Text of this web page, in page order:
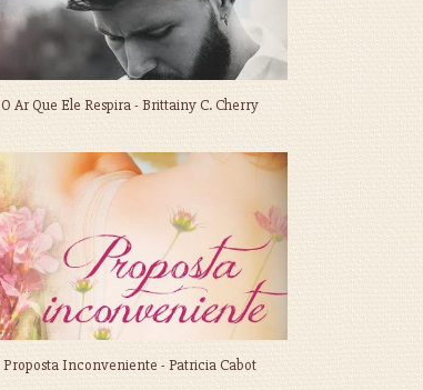
O Ar Que Ele Respira - Brittainy C. Cherry
Proposta Inconveniente - Patricia Cabot